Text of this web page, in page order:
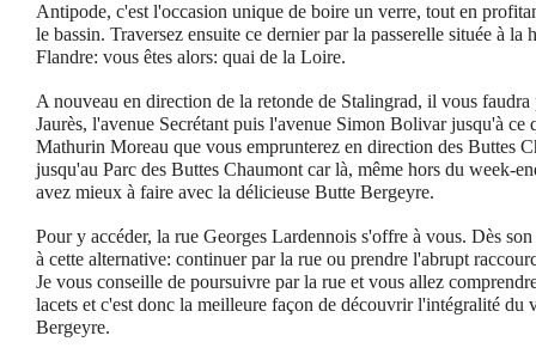
Antipode, c'est l'occasion unique de boire un verre, tout en
le bassin. Traversez ensuite ce dernier par la passerelle située à la
Flandre: vous êtes alors: quai de la Loire.
A nouveau en direction de la retonde de Stalingrad, il vous faudra
Jaurès, l'avenue Secrétant puis l'avenue Simon Bolivar jusqu'à ce
Mathurin Moreau que vous emprunterez en direction des Buttes
jusqu'au Parc des Buttes Chaumont car là, même hors du week-
avez mieux à faire avec la délicieuse Butte Bergeyre.
Pour y accéder, la rue Georges Lardennois s'offre à vous. Dès
à cette alternative: continuer par la rue ou prendre l'abrupt
Je vous conseille de poursuivre par la rue et vous allez
lacets et c'est donc la meilleure façon de découvrir l'intégralité du
Bergeyre.